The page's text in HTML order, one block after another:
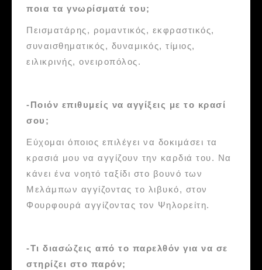
ποια τα γνωρίσματά του;
Πεισματάρης, ρομαντικός, εκφραστικός,
συναισθηματικός, δυναμικός, τίμιος,
ειλικρινής, ονειροπόλος.
-Ποιόν επιθυμείς να αγγίξεις με το κρασί
σου;
Εύχομαι όποιος επιλέγει να δοκιμάσει τα
κρασιά μου να αγγίζουν την καρδιά του. Να
κάνει ένα νοητό ταξίδι στο βουνό των
Μελάμπων αγγίζοντας το λιβυκό, στον
Φουρφουρά αγγίζοντας τον Ψηλορείτη.
-Tι διασώζεις από το παρελθόν για να σε
στηρίζει στο παρόν;